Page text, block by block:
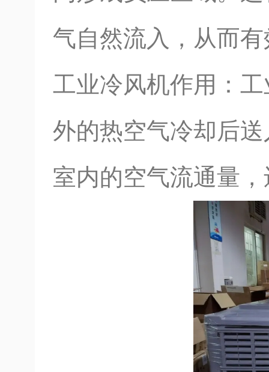
气自然流入，从而
工业冷风机作用：
外的热空气冷却后
室内的空气流通量